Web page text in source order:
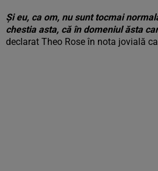
Și eu, ca om, nu sunt tocmai
chestia asta, că în domeniul ăsta
declarat Theo Rose în nota jovială